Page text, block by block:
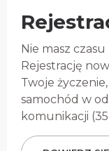
Nie masz
Rejestrację
Twoje
samochód w
komunikacji